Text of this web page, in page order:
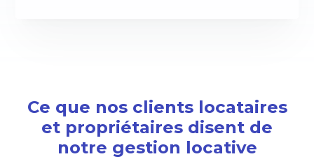
Ce que nos clients locataires
et propriétaires disent de
notre gestion locative